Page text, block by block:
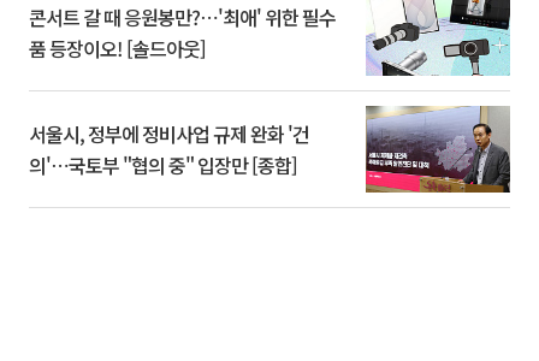
콘서트 갈 때 응원봉만?⋯'최애' 위한 필수
품 등장이오! [솔드아웃]
서울시, 정부에 정비사업 규제 완화 '건
의'⋯국토부 "협의 중" 입장만 [종합]